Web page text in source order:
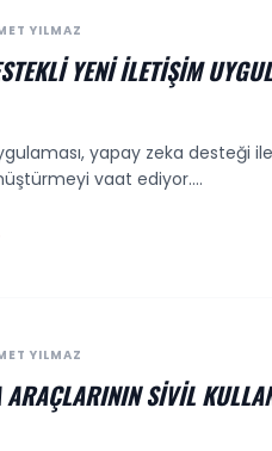
YILMAZ
YENI İLETIŞIM
yapay zeka desteği ile
vaat ediyor....
YILMAZ
ARAÇLARININ SIVIL